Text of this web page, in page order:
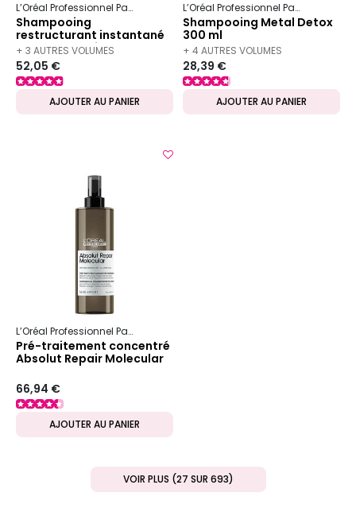
L’Oréal Professionnel Paris Serie Expert Absolut Repair
Shampooing
restructurant instantané
Absolut Repair 1500 ml
+ 3 AUTRES VOLUMES
DISPONIBLES
52,05 €
AJOUTER AU PANIER
L’Oréal Professionnel Paris
Shampooing Metal Detox
300 ml
+ 4 AUTRES VOLUMES
DISPONIBLES
28,39 €
AJOUTER AU PANIER
L’Oréal Professionnel Paris
Pré-traitement concentré
Absolut Repair Molecular
66,94 €
AJOUTER AU PANIER
VOIR PLUS (27 SUR 693)